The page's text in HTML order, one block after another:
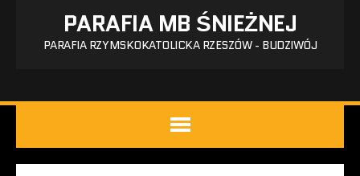
PARAFIA MB ŚNIEŻNEJ
PARAFIA RZYMSKOKATOLICKA RZESZÓW - BUDZIWÓJ